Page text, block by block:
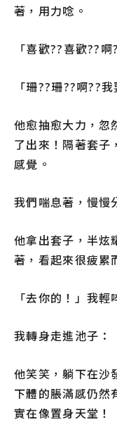
著，用力唸。
「喜歡??喜歡??啊
「珊??珊??啊??我
他愈抽愈大力，忽
了出來！隔著套子
感覺。
我們喘息著，慢慢
他拿出套子，半炫
著，看起來很疲累
「去你的！」我輕
我轉身走進池子：
他笑笑，躺下在沙
下體的脹滿感仍然
實在像置身天堂！